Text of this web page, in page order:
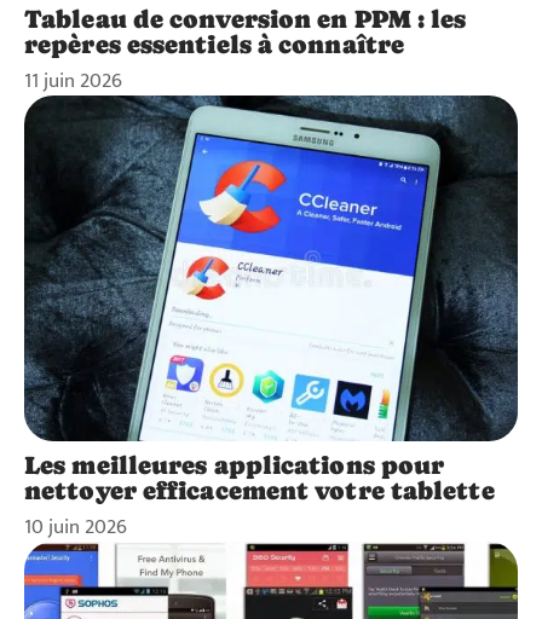
Tableau de conversion en PPM : les
repères essentiels à connaître
11 juin 2026
Les meilleures applications pour
nettoyer efficacement votre tablette
10 juin 2026